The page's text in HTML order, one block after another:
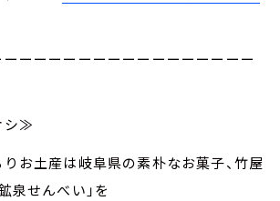
ーーーーーーーーーーーーーーーー
シ≫
お土産は岐阜県の素朴なお菓子、竹屋
泉せんべい」を